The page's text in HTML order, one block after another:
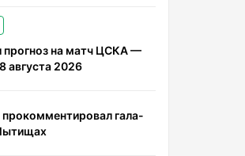
прогноз на матч ЦСКА —
августа 2026
гала-